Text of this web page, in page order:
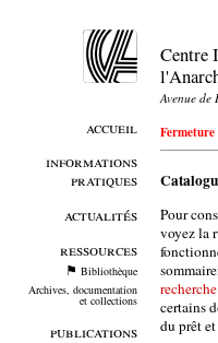
accueil
informations
pratiques
actualités
ressources
Bibliothèque
Archives, documentation
et collections
publications
Centre
Avenue de
Pour
voyez la
recherche
certains
du prêt